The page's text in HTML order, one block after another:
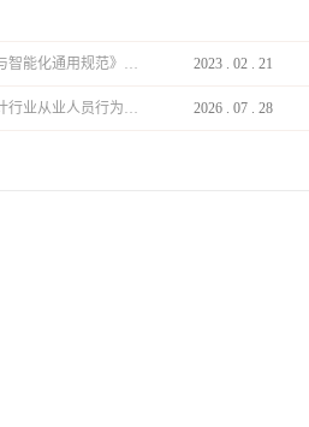
2022公益宣贯的通知 2023 . 02 . 21
计审查品质提升指引（2026版）》宣贯活动的通知 2026 . 07 . 28